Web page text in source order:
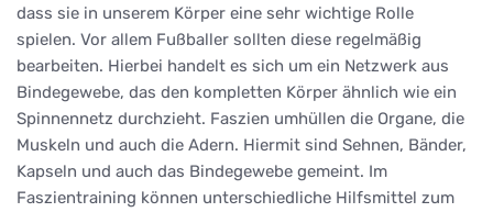
dass sie in unserem Körper eine sehr wichtige Rolle
spielen. Vor allem Fußballer sollten diese regelmäßig
bearbeiten. Hierbei handelt es sich um ein Netzwerk aus
Bindegewebe, das den kompletten Körper ähnlich wie ein
Spinnennetz durchzieht. Faszien umhüllen die Organe, die
Muskeln und auch die Adern. Hiermit sind Sehnen, Bänder,
Kapseln und auch das Bindegewebe gemeint. Im
Faszientraining können unterschiedliche Hilfsmittel zum